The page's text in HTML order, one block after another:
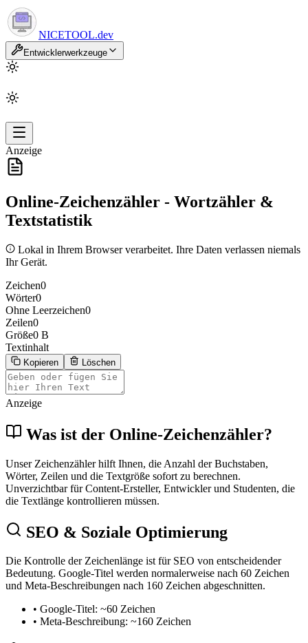
NICETOOL.dev
Entwicklerwerkzeuge
Anzeige
Online-Zeichenzähler - Wortzähler &
Textstatistik
Lokal in Ihrem Browser verarbeitet. Ihre Daten verlassen niemals
Ihr Gerät.
Zeichen0
Wörter0
Ohne Leerzeichen0
Zeilen0
Größe0 B
Textinhalt
Kopieren Löschen
Anzeige
Was ist der Online-Zeichenzähler?
Unser Zeichenzähler hilft Ihnen, die Anzahl der Buchstaben,
Wörter, Zeilen und die Textgröße sofort zu berechnen.
Unverzichtbar für Content-Ersteller, Entwickler und Studenten, die
die Textlänge kontrollieren müssen.
SEO & Soziale Optimierung
Die Kontrolle der Zeichenlänge ist für SEO von entscheidender
Bedeutung. Google-Titel werden normalerweise nach 60 Zeichen
und Meta-Beschreibungen nach 160 Zeichen abgeschnitten.
• Google-Titel: ~60 Zeichen
• Meta-Beschreibung: ~160 Zeichen